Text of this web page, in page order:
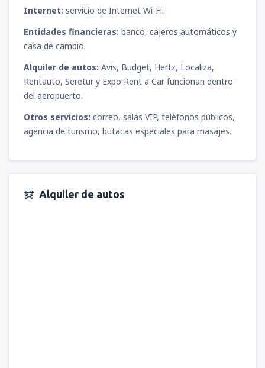
Internet: servicio de Internet Wi-Fi.
Entidades financieras: banco, cajeros automáticos y
casa de cambio.
Alquiler de autos: Avis, Budget, Hertz, Localiza,
Rentauto, Seretur y Expo Rent a Car funcionan dentro
del aeropuerto.
Otros servicios: correo, salas VIP, teléfonos públicos,
agencia de turismo, butacas especiales para masajes.
Alquiler de autos